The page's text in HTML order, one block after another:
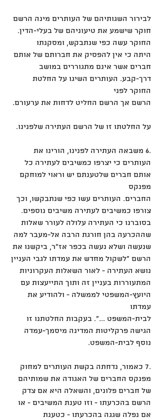
לבירור השגותיהם של העותרים מינה הרשם
חוקר שישמע את טיעוניהם של בעלי-הדין.
החוקר עשה כפי שנתבקש, ומסקנתו
היתה כי אין להפסיק את חברותם של אותם
חברים אשר אינם מתגוררים במושב
דרך-קבע. העותרים השיגו על החלטת
החוקר לפני
הרשם אך הרשם החליט לדחות את ערעורם.
על החלטתו זו של הרשם העתירה שלפנינו.
.6 משבאה העתירה לפנינו, הורינו את
העותרים כי יצרפו כמשיבים לעתירה כל
אותם חברים שלטענתם יש וראוי למוחקם
מפנקס
החברים. העותרים עשו כפי שנתבקשו, וכך
צורפו כמשיבים לעתירה משיבים נוספים.
בסוברנו כי העתירה עלולה לעורר שאלות
שההכרעה בהן חורגת הרבה אל-מעבר למה
שנעשה ושלא נעשה בכפר אז"ר, ביקשנו את
הרשם "לשקול מחדש את עמדתו לגבי העניין
נושא העתירה - לאור השאלות העקרוניות
המתעוררות בעניין זה ותוך התייעצות עם
היועץ-המשפטי לממשלה - ולהודיע את
עמדתו
לבית-המשפט ...". בעקבות החלטתנו זו
הגישה פרקליטות המדינה מיסמך-עמדה
נוסף לבית-המשפט.
.7 כאמור, נדחתה בקשת העותרים למחוק
מפנקס החברים של האגודה את שמותיהם
של חברים פלונים, והשאלה היא אם צדק
הרשם בהכרעתו - וזו טענת המשיבים - או
אם נפלה שגגה בהכרעתו - כטענת